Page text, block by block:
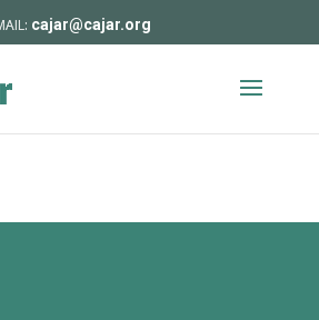
cajar@cajar.org